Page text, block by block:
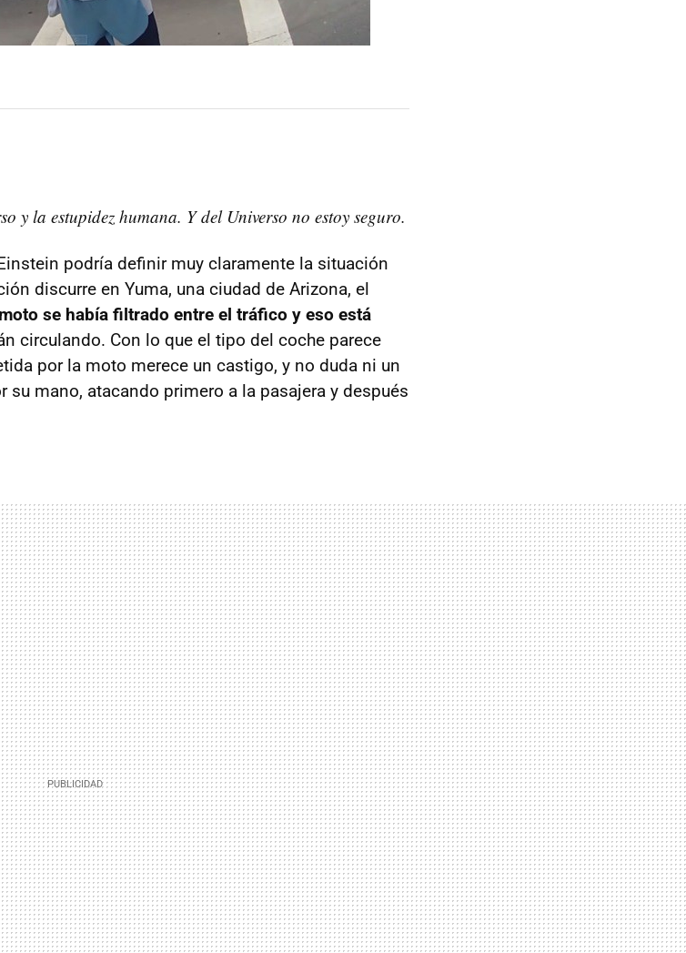
y la estupidez humana. Y del Universo no estoy seguro.
podría definir muy claramente la situación
discurre en Yuma, una ciudad de Arizona, el
se había filtrado entre el tráfico y eso está
circulando. Con lo que el tipo del coche parece
por la moto merece un castigo, y no duda ni un
mano, atacando primero a la pasajera y después